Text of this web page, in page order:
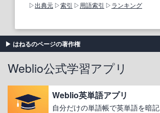
出典元 索引 用語索引 ランキング
はねるのページの著作権
Weblio公式学習アプリ
Weblio英単語アプリ
自分だけの単語帳で英単語を暗記